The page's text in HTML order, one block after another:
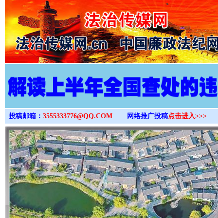
>
投稿邮箱： 3555333776@QQ.COM 网络推广投稿点击进入>>>